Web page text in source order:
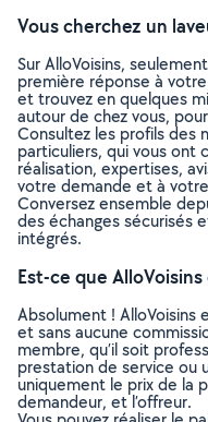
Vous cherchez un
Sur AlloVoisins,
première réponse à
et trouvez en quelques
autour de chez vous,
Consultez les profils des
particuliers, qui vous ont
réalisation, expertises,
votre demande et à
Conversez ensemble
des échanges sécurisés
intégrés.
Est-ce que
Absolument !
et sans aucune
membre, qu’il soit
prestation de service ou
uniquement le prix de la
demandeur, et l’offreur.